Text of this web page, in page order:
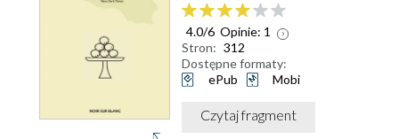
4.0/6 Opinie: 1
Stron: 312
Dostępne formaty:
ePub
Mobi
Czytaj fragment